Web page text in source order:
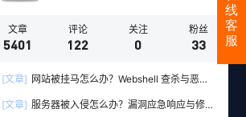
文章
5401
评论
122
关注
0
粉丝
33
[文章] 网站被挂马怎么办？Webshell 查杀与恶意
[文章] 服务器被入侵怎么办？漏洞应急响应与修
线
客
服